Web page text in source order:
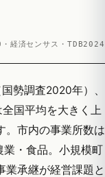
経済センサス・TDB2024
勢調査2020年）、
国平均を大きく上
。市内の事業所数は
・食品。小規模町
業承継が経営課題と